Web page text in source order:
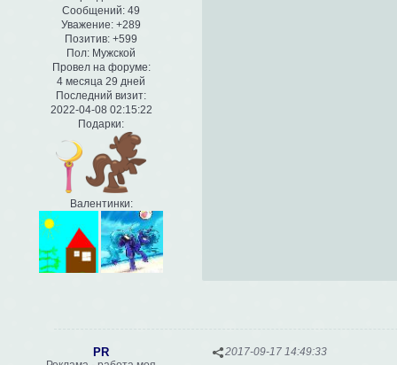
Сообщений: 49
Уважение: +289
Позитив: +599
Пол: Мужской
Провел на форуме:
4 месяца 29 дней
Последний визит:
2022-04-08 02:15:22
Подарки:
Валентинки:
2017-09-17 14:49:33
PR